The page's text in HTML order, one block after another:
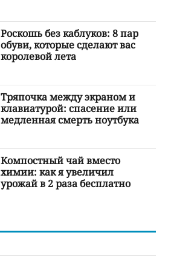
Роскошь без каблуков: 8 пар
обуви, которые сделают вас
королевой лета
Тряпочка между экраном и
клавиатурой: спасение или
медленная смерть ноутбука
Компостный чай вместо
химии: как я увеличил
урожай в 2 раза бесплатно